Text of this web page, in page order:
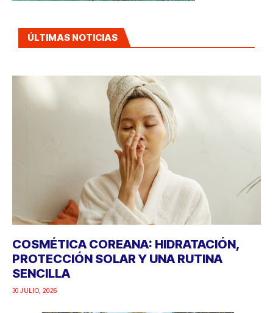
ÚLTIMAS NOTICIAS
COSMÉTICA COREANA: HIDRATACIÓN,
PROTECCIÓN SOLAR Y UNA RUTINA
SENCILLA
30 JULIO, 2026